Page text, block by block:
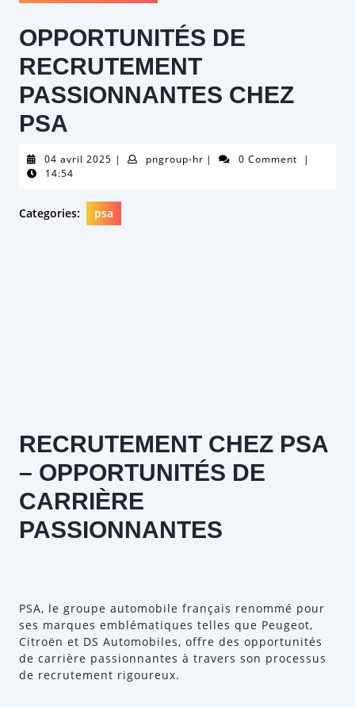
OPPORTUNITÉS DE
RECRUTEMENT
PASSIONNANTES CHEZ
PSA
04 avril 2025 04| pngroup-hrpngroup-
| 0 Comment
|
14:54
Categories: psa
RECRUTEMENT CHEZ PSA
– OPPORTUNITÉS DE
CARRIÈRE
PASSIONNANTES
PSA, le groupe automobile français renommé pour
ses marques emblématiques telles que Peugeot,
Citroën et DS Automobiles, offre des opportunités
de carrière passionnantes à travers son processus
de recrutement rigoureux.